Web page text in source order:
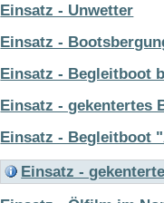
Einsatz - Unwetter
Einsatz -
Einsatz - Begleitboot
Einsatz - gekentertes
Einsatz - Begleitboot
Einsatz -